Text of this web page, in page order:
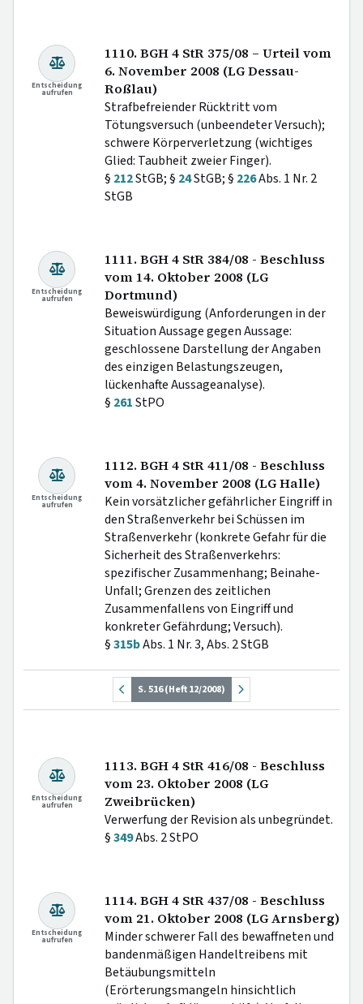
Entscheidung
aufrufen
1110. BGH 4 StR 375/08 – Urteil vom
6. November 2008 (LG Dessau-
Roßlau)
Strafbefreiender Rücktritt vom
Tötungsversuch (unbeendeter Versuch);
schwere Körperverletzung (wichtiges
Glied: Taubheit zweier Finger).
§ 212StGB; § 24StGB; § 226Abs. 1 Nr. 2
StGB
Entscheidung
aufrufen
1111. BGH 4 StR 384/08 - Beschluss
vom 14. Oktober 2008 (LG
Dortmund)
Beweiswürdigung (Anforderungen in der
Situation Aussage gegen Aussage:
geschlossene Darstellung der Angaben
des einzigen Belastungszeugen,
lückenhafte Aussageanalyse).
§ 261StPO
Entscheidung
aufrufen
1112. BGH 4 StR 411/08 - Beschluss
vom 4. November 2008 (LG Halle)
Kein vorsätzlicher gefährlicher Eingriff in
den Straßenverkehr bei Schüssen im
Straßenverkehr (konkrete Gefahr für die
Sicherheit des Straßenverkehrs:
spezifischer Zusammenhang; Beinahe-
Unfall; Grenzen des zeitlichen
Zusammenfallens von Eingriff und
konkreter Gefährdung; Versuch).
§315bAbs. 1 Nr. 3, Abs. 2 StGB
S. 516 (Heft 12/2008)
Entscheidung
aufrufen
1113. BGH 4 StR 416/08 - Beschluss
vom 23. Oktober 2008 (LG
Zweibrücken)
Verwerfung der Revision als unbegründet.
§349Abs. 2 StPO
Entscheidung
aufrufen
1114. BGH 4 StR 437/08 - Beschluss
vom 21. Oktober 2008 (LG Arnsberg)
Minder schwerer Fall des bewaffneten und
bandenmäßigen Handeltreibens mit
Betäubungsmitteln
(Erörterungsmangeln hinsichtlich